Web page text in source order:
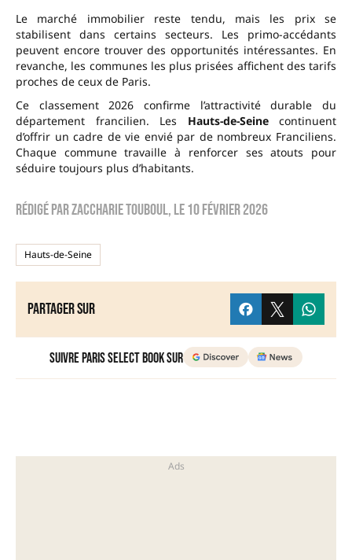
Le marché immobilier reste tendu, mais les prix se
stabilisent dans certains secteurs. Les primo-accédants
peuvent encore trouver des opportunités intéressantes. En
revanche, les communes les plus prisées affichent des tarifs
proches de ceux de Paris.
Ce classement 2026 confirme l’attractivité durable du
département francilien. Les Hauts-de-Seinecontinuent
d’offrir un cadre de vie envié par de nombreux Franciliens.
Chaque commune travaille à renforcer ses atouts pour
séduire toujours plus d’habitants.
Rédigé parzaccharie touboul, le10 février 2026
Hauts-de-Seine
Partager sur
Suivre Paris Select Book sur